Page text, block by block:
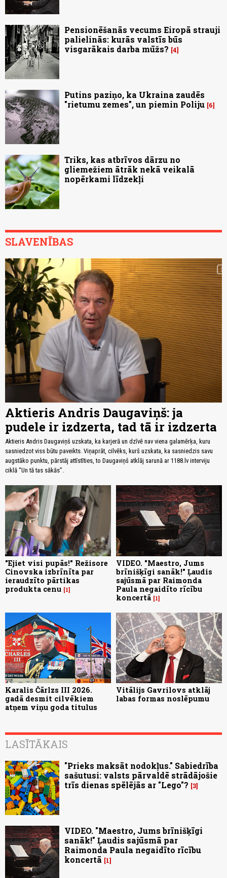
Pensionēšanās vecums Eiropā strauji
palielinās: kurās valstīs būs
visgarākais darba mūžs? 4
Putins paziņo, ka Ukraina zaudēs
"rietumu zemes", un piemin Poliju 6
Triks, kas atbrīvos dārzu no
gliemežiem ātrāk nekā veikalā
nopērkami līdzekļi
SLAVENĪBAS
Aktieris Andris Daugaviņš: ja
pudele ir izdzerta, tad tā ir izdzerta
Aktieris Andris Daugaviņš uzskata, ka karjerā un dzīvē nav viena galamērķa, kuru
sasniedzot viss būtu paveikts. Viņaprāt, cilvēks, kurš uzskata, ka sasniedzis savu
augstāko punktu, pārstāj attīstīties, to Daugaviņš atklāj sarunā ar 1188.lv interviju
ciklā “Un tā tas sākās”.
"Ejiet visi pupās!" Režisore
Cinovska izbrīnīta par
ieraudzīto pārtikas
produkta cenu 1
VIDEO. "Maestro, Jums
brīnišķīgi sanāk!" Ļaudis
sajūsmā par Raimonda
Paula negaidīto rīcību
koncertā 1
Karalis Čārlzs III 2026.
gadā desmit cilvēkiem
atņem viņu goda titulus
Vitālijs Gavrilovs atklāj
labas formas noslēpumu
LASĪTĀKAIS
"Prieks maksāt nodokļus." Sabiedrība
sašutusi: valsts pārvaldē strādājošie
trīs dienas spēlējās ar "Lego"? 3
VIDEO. "Maestro, Jums brīnišķīgi
sanāk!" Ļaudis sajūsmā par
Raimonda Paula negaidīto rīcību
koncertā
1